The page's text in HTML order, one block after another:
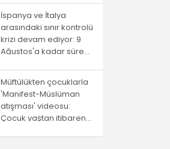
İspanya ve İtalya
arasındaki sınır kontrolü
krizi devam ediyor: 9
Ağustos'a kadar süre
Müftülükten çocuklarla
'Manifest-Müslüman
atışması' videosu:
Çocuk yaştan itibaren